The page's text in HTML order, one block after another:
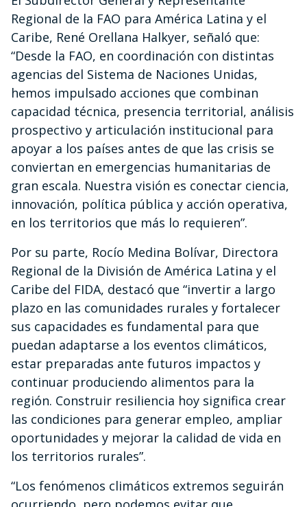
Regional de la FAO para América Latina y el
Caribe, René Orellana Halkyer, señaló que:
“Desde la FAO, en coordinación con distintas
agencias del Sistema de Naciones Unidas,
hemos impulsado acciones que combinan
capacidad técnica, presencia territorial, análisis
prospectivo y articulación institucional para
apoyar a los países antes de que las crisis se
conviertan en emergencias humanitarias de
gran escala. Nuestra visión es conectar ciencia,
innovación, política pública y acción operativa,
en los territorios que más lo requieren”.
Por su parte, Rocío Medina Bolívar, Directora
Regional de la División de América Latina y el
Caribe del FIDA, destacó que “invertir a largo
plazo en las comunidades rurales y fortalecer
sus capacidades es fundamental para que
puedan adaptarse a los eventos climáticos,
estar preparadas ante futuros impactos y
continuar produciendo alimentos para la
región. Construir resiliencia hoy significa crear
las condiciones para generar empleo, ampliar
oportunidades y mejorar la calidad de vida en
los territorios rurales”.
“Los fenómenos climáticos extremos seguirán